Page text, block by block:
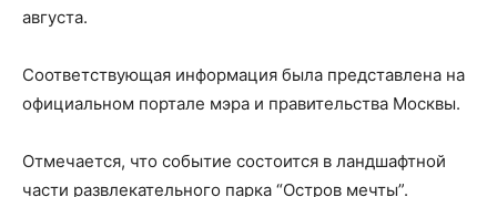
августа.
Соответствующая информация была представлена на
официальном портале мэра и правительства Москвы.
Отмечается, что событие состоится в ландшафтной
части развлекательного парка “Остров мечты”.